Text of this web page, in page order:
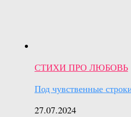
СТИХИ ПРО ЛЮБОВЬ
Под чувственные
27.07.2024